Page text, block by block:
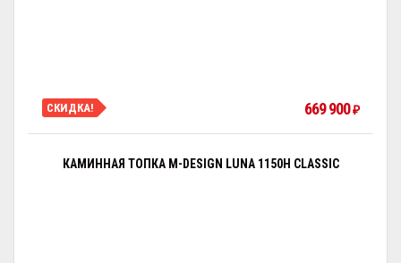
СКИДКА! 669 900₽
КАМИННАЯ ТОПКА M-DESIGN LUNA 1150H CLASSIC